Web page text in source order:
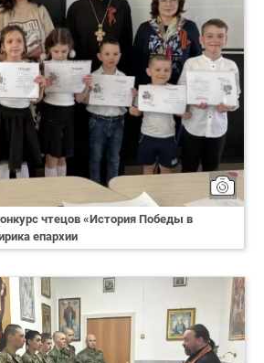
чтецов «История Победы в
епархии